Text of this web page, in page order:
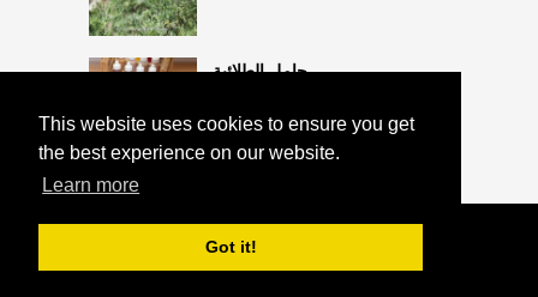
This website uses cookies to ensure you get
the best experience on our website.
Learn more
Got it!
حامل الطلائية
COPYRIGHT 2026 HTTPS://CQLIFE.NET